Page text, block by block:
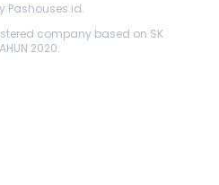
Pashouses.id.
company based on SK
2020.